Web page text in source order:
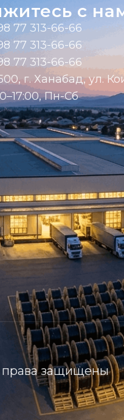
с
77 313-66-66
77 313-66-66
77 313-66-66
г. Ханабад, ул.
Пн-Сб
права защищены